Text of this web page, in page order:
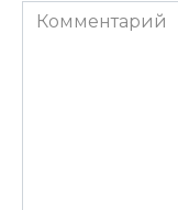
Комментарий